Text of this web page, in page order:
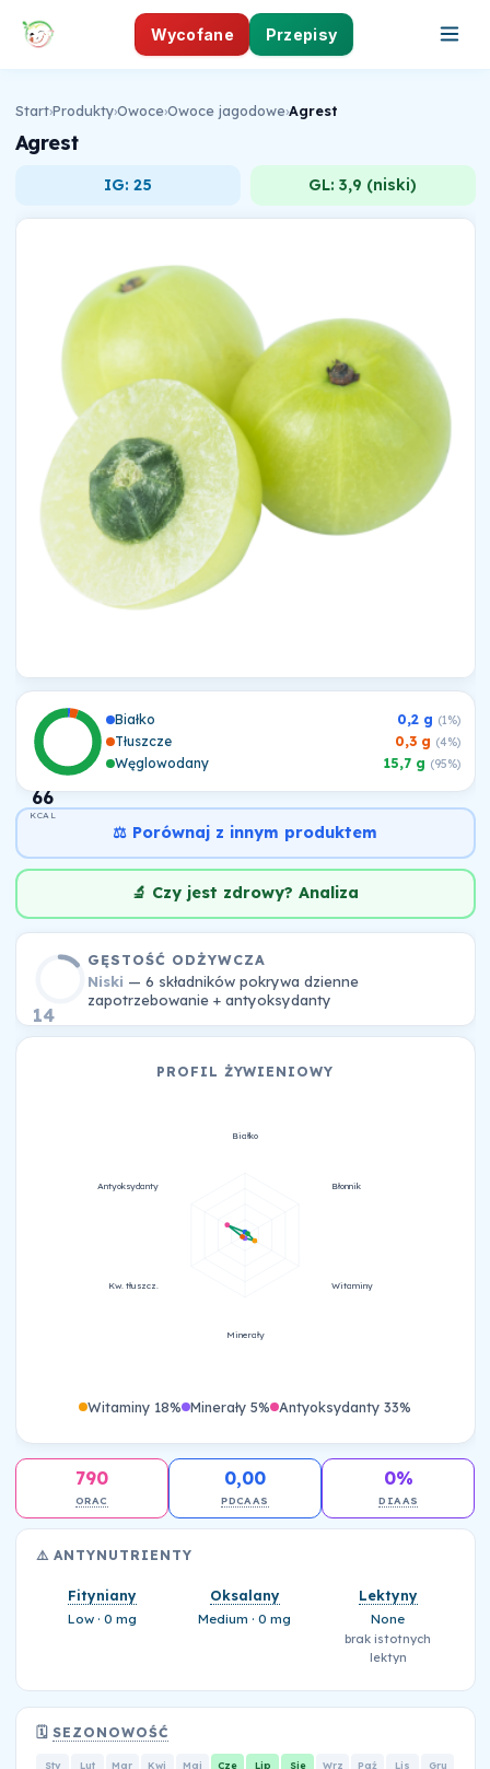
Wycofane Przepisy
Start›Produkty›Owoce›Owoce jagodowe›Agrest
Agrest
IG: 25 GL: 3,9 (niski)
66
KCAL
Białko 0,2 g (1%)
Tłuszcze 0,3 g (4%)
Węglowodany 15,7 g (95%)
⚖️ Porównaj z innym produktem
🔬 Czy jest zdrowy? Analiza
14
GĘSTOŚĆ ODŻYWCZA
Niski — 6 składników pokrywa dzienne
zapotrzebowanie + antyoksydanty
PROFIL ŻYWIENIOWY
Białko
Błonnik
Witaminy
Minerały
Kw. tłuszcz.
Antyoksydanty
Witaminy 18% Minerały 5% Antyoksydanty 33%
790
ORAC
0,00
PDCAAS
0%
DIAAS
⚠️ ANTYNUTRIENTY
Fityniany
Low · 0 mg
Oksalany
Medium · 0 mg
Lektyny
None
brak istotnych
lektyn
🗓️SEZONOWOŚĆ
Sty Lut Mar Kwi Maj Cze Lip Sie Wrz Paź Lis Gru